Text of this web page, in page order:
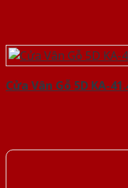
Cửa Vân Gỗ 5D KA-